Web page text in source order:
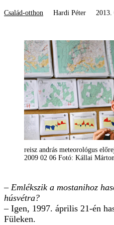
Család-otthon Hardi Péter 2013.
reisz andrás meteorológus
2009 02 06 Fotó: Kállai
– Emlékszik a mostanihoz
húsvétra?
– Igen, 1997. április 21-én
Füleken.